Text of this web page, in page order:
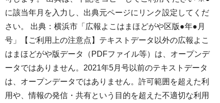
に該当年月を入力し、出典元ページにリンク設定してくだ
さい。 出典：横浜市「広報よこはまほどがや区版●年●月
号」【ご利用上の注意点】テキストデータ以外の広報よこ
はまほどがや版データ（PDFファイル等）は、オープンデ
ータではありません。2021年5月号以前のテキストデータ
は、オープンデータではありません。許可範囲を超えた利
用や、情報の発信・共有という目的を超えた不適切な利用